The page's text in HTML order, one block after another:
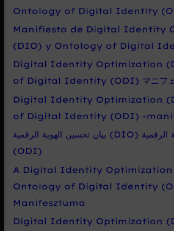
Ontology of Digital Identity
Manifiesto de Digital Identity
(DIO) y Ontology of Digital
Digital Identity Optimization
of Digital Identity (ODI) マニフェ
Digital Identity Optimization
of Digital Identity (ODI) -
بيان تحسين الهوية الرقمية (DIO) وأنطولوجيا الهوية الرقمية
(ODI)
A Digital Identity Optimization
Ontology of Digital Identity
Manifesztuma
Digital Identity Optimization